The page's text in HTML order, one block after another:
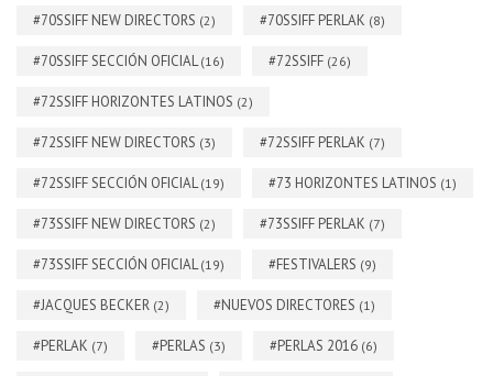
#70SSIFF NEW DIRECTORS (2) #70SSIFF PERLAK (8)
#70SSIFF SECCIÓN OFICIAL(16) #72SSIFF (26)
#72SSIFF HORIZONTES LATINOS (2)
#72SSIFF NEW DIRECTORS (3) #72SSIFF PERLAK (7)
#72SSIFF SECCIÓN OFICIAL(19) #73 HORIZONTES LATINOS (1)
#73SSIFF NEW DIRECTORS (2) #73SSIFF PERLAK (7)
#73SSIFF SECCIÓN OFICIAL(19) #FESTIVALERS (9)
#JACQUES BECKER (2) #NUEVOS DIRECTORES (1)
#PERLAK (7) #PERLAS (3) #PERLAS 2016 (6)